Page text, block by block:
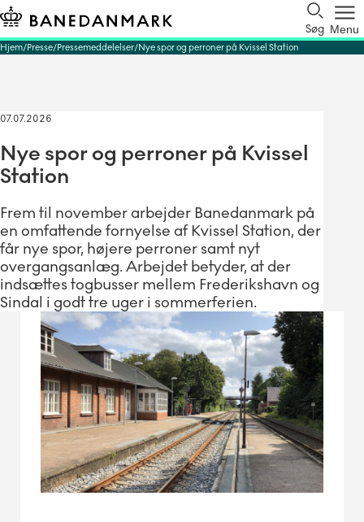
Søg Menu
Hjem Presse Pressemeddelelser Nye spor og perroner på Kvissel Station
07.07.2026
Nye spor og perroner på Kvissel
Station
Frem til november arbejder Banedanmark på
en omfattende fornyelse af Kvissel Station, der
får nye spor, højere perroner samt nyt
overgangsanlæg. Arbejdet betyder, at der
indsættes togbusser mellem Frederikshavn og
Sindal i godt tre uger i sommerferien.